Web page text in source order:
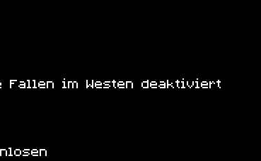
Fallen im Westen deaktiviert